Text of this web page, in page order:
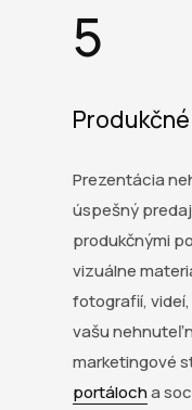
5
Prezentácia
úspešný
produkčnými
vizuálne
fotografií,
vašu
marketingové
portálocha